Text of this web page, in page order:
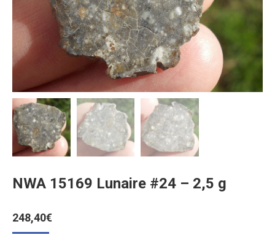
NWA 15169 Lunaire #24 – 2,5 g
248,40€